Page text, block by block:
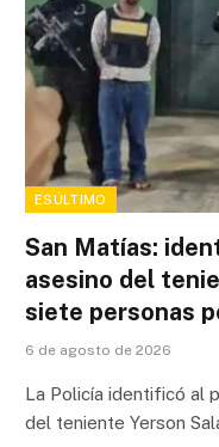
ESÚLTIMO
San Matías:
asesino del
siete personas
6 de agosto de 2026
La Policía identificó al
del teniente Yerson